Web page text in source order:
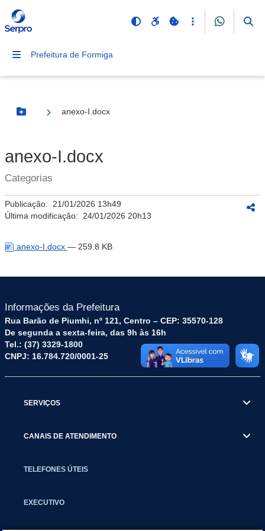
Prefeitura de Formiga
Botão Menu
anexo-I.docx
anexo-I.docx
Categorias
Publicação: 21/01/2026 13h49
Última modificação: 24/01/2026 20h13
anexo-I.docx — 259.8 KB
Informações da Prefeitura
Rua Barão de Piumhi, nº 121, Centro – CEP: 35570-128
De segunda a sexta-feira, das 9h às 16h
Tel.: (37) 3329-1800
CNPJ: 16.784.720/0001-25
SERVIÇOS
CANAIS DE ATENDIMENTO
TELEFONES ÚTEIS
EXECUTIVO